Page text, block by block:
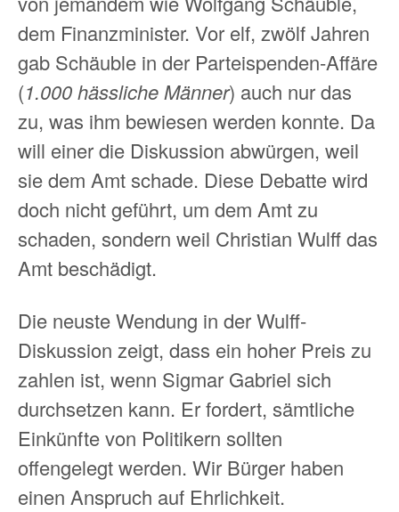
dem Finanzminister. Vor elf, zwölf Jahren
gab Schäuble in der Parteispenden-Affäre
(1.000 hässliche Männer) auch nur das
zu, was ihm bewiesen werden konnte. Da
will einer die Diskussion abwürgen, weil
sie dem Amt schade. Diese Debatte wird
doch nicht geführt, um dem Amt zu
schaden, sondern weil Christian Wulff das
Amt beschädigt.
Die neuste Wendung in der Wulff-
Diskussion zeigt, dass ein hoher Preis zu
zahlen ist, wenn Sigmar Gabriel sich
durchsetzen kann. Er fordert, sämtliche
Einkünfte von Politikern sollten
offengelegt werden. Wir Bürger haben
einen Anspruch auf Ehrlichkeit.